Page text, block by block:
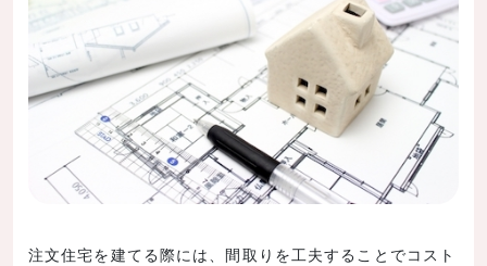
注文住宅を建てる際には、間取りを工夫することでコスト